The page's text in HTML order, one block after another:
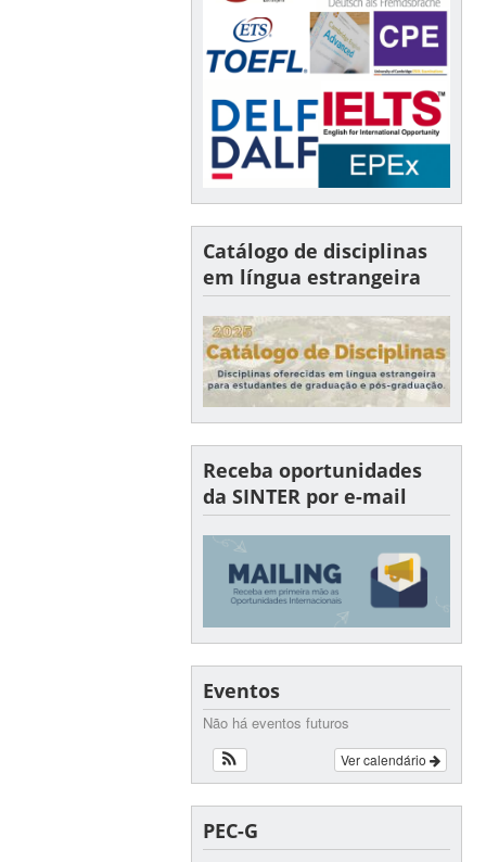
Catálogo de disciplinas
em língua estrangeira
Receba oportunidades
da SINTER por e-mail
Eventos
Não há eventos futuros
Ver calendário
PEC-G